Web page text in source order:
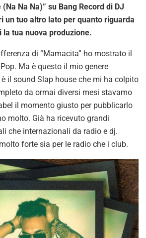
Na Na)” su Bang Record di DJ
un tuo altro lato per quanto riguarda
la tua nuova produzione.
di “Mamacita” ho mostrato il
Ma è questo il mio genere
il sound Slap house che mi ha colpito
da ormai diversi mesi stavamo
il momento giusto per pubblicarlo
molto. Già ha ricevuto grandi
che internazionali da radio e dj.
forte sia per le radio che i club.